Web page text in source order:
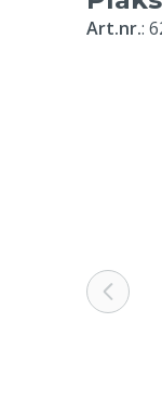
Art.nr.: